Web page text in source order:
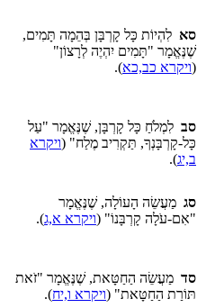
סא לִהְיוֹת כָּל קָרְבָּן בְּהֵמָה תָּמִים,
שֶׁנֶּאֱמָר "תָּמִים יִהְיֶה לְרָצוֹן"
(ויקרא כב,כא).
סב לִמְלֹחַ כָּל קָרְבָּן, שֶׁנֶּאֱמָר "עַל
כָּל-קָרְבָּנְךָ, תַּקְרִיב מֶלַח" (ויקרא
ב,יג).
סג מַעֲשֵׂה הָעוֹלָה, שֶׁנֶּאֱמָר
"אִם-עֹלָה קָרְבָּנוֹ" (ויקרא א,ג).
סד מַעֲשֵׂה הַחַטָּאת, שֶׁנֶּאֱמָר "זֹאת
תּוֹרַת הַחַטָּאת" (ויקרא ו,יח).